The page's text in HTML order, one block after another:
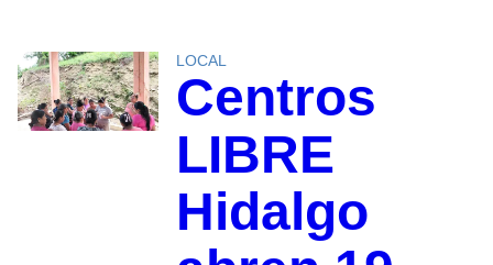
LOCAL
Centros
LIBRE
Hidalgo